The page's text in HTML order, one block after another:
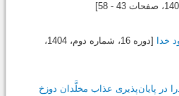
، صفحات 43 - 58]
خدا [دوره 16، شماره دوم، 1404،
در پایان‌پذیری عذاب مخلَّدان دوزخ